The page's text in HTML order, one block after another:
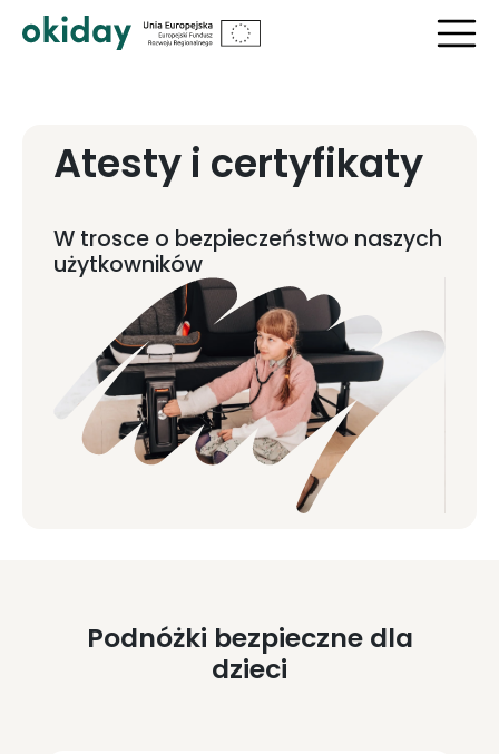
Atesty i certyfikaty
W trosce o bezpieczeństwo naszych
użytkowników
Podnóżki bezpieczne dla
dzieci